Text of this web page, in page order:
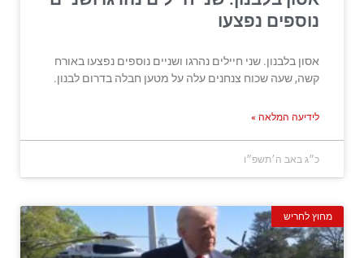
נוספים נפצעו
אסון בלבנון. שני חיילים נהרגו ושניים נוספים נפצעו באורח
קשה, שעה שכוח צנחנים עלה על מטען חבלה בדרום לבנון.
לידיעה המלאה »
כ״ג באב ה׳תשפ״ו
מחוץ לחריש